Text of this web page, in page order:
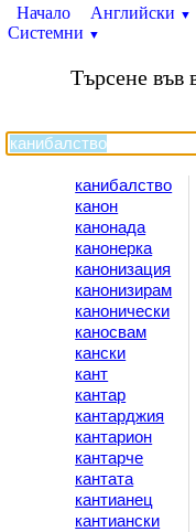
Начало Английски ▼
Системни ▼
Търсене във
канибалство
канон
канонада
канонерка
канонизация
канонизирам
канонически
каносвам
кански
кант
кантар
кантарджия
кантарион
кантарче
кантата
кантианец
кантиански